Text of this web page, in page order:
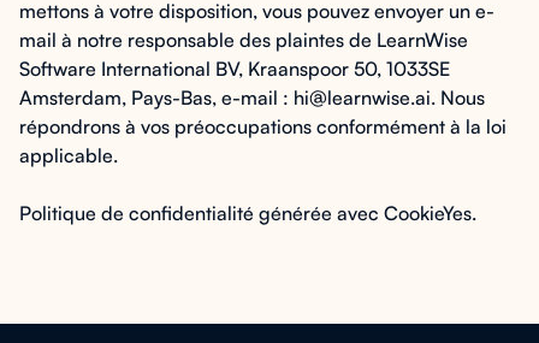
mettons à votre disposition, vous pouvez envoyer un e-
mail à notre responsable des plaintes de LearnWise
Software International BV, Kraanspoor 50, 1033SE
Amsterdam, Pays-Bas, e-mail : hi@learnwise.ai. Nous
répondrons à vos préoccupations conformément à la loi
applicable.
Politique de confidentialité générée avec CookieYes.